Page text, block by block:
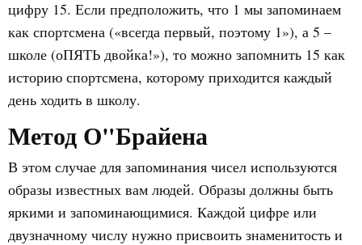
цифру 15. Если предположить, что 1 мы запоминаем
как спортсмена («всегда первый, поэтому 1»), а 5 –
школе (оПЯТЬ двойка!»), то можно запомнить 15 как
историю спортсмена, которому приходится каждый
день ходить в школу.
Метод О"Брайена
В этом случае для запоминания чисел используются
образы известных вам людей. Образы должны быть
яркими и запоминающимися. Каждой цифре или
двузначному числу нужно присвоить знаменитость и